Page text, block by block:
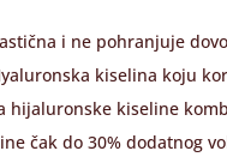
i ne pohranjuje
kiselina koju
kiseline
čak do 30% dodatnog